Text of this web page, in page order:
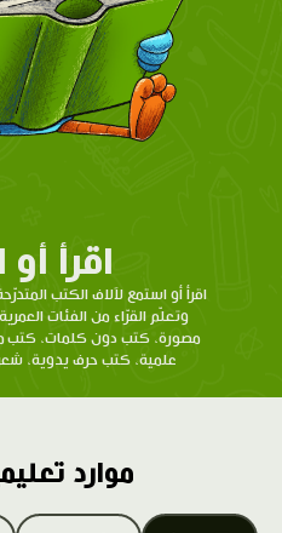
اقرأ
اقرأ أو استمع لآلاف الكتب
وتعلّم القرّاء من الفئات
مصورة، كتب دون كلمات، كتب
علمية، كتب حرف يدوية،
موارد